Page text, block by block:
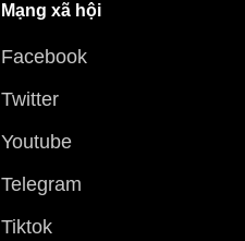
Mạng xã hội
Facebook
Twitter
Youtube
Telegram
Tiktok